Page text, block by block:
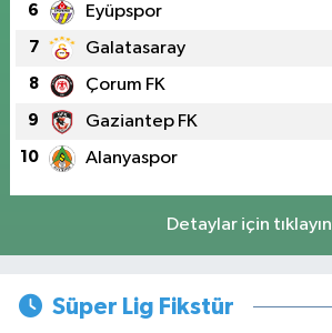
6 Eyüpspor
7 Galatasaray
8 Çorum FK
9 Gaziantep FK
10 Alanyaspor
Detaylar için tıklayın
Süper Lig Fikstür